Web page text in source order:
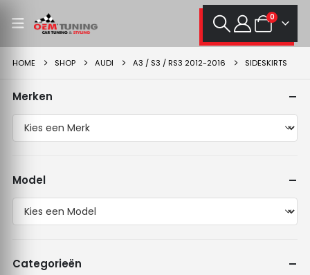
0
HOME SHOP AUDI A3 / S3 / RS3 2012-2016 SIDESKIRTS
Merken
Model
Categorieën